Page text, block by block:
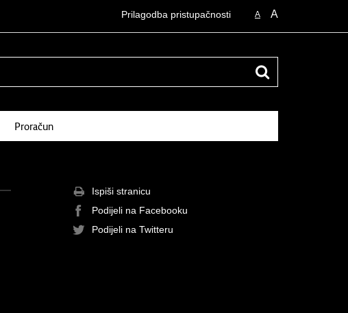
A A
Prilagodba pristupačnosti
Proračun
Ispiši stranicu
Podijeli na Facebooku
Podijeli na Twitteru